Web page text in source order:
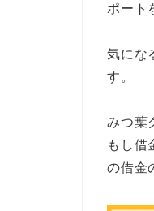
ポート
気にな
す。
みつ葉
もし借
の借金